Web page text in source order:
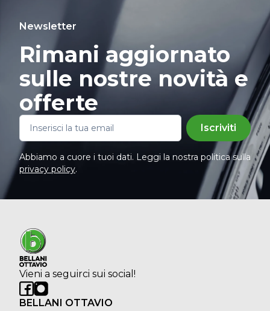
Newsletter
Rimani aggiornato
sulle nostre novità e
offerte
Iscriviti
Abbiamo a cuore i tuoi dati. Leggi la nostra politica sulla
privacy policy.
Vieni a seguirci sui social!
BELLANI OTTAVIO